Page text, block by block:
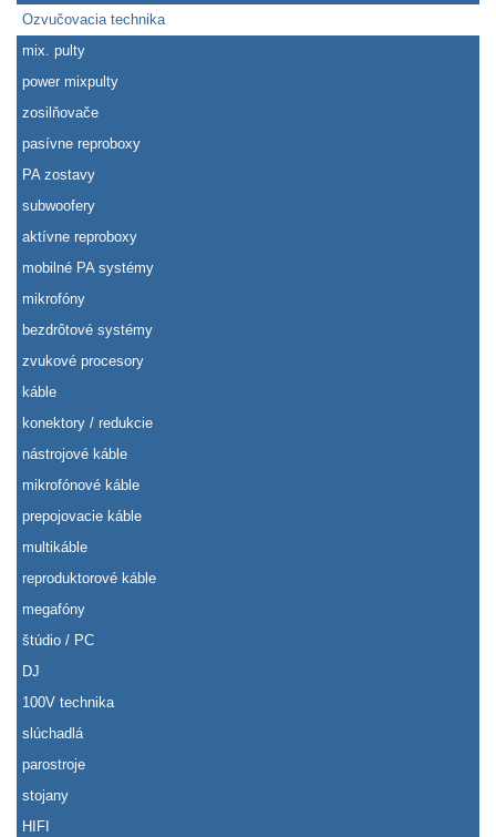
Ozvučovacia technika
mix. pulty
power mixpulty
zosilňovače
pasívne reproboxy
PA zostavy
subwoofery
aktívne reproboxy
mobilné PA systémy
mikrofóny
bezdrôtové systémy
zvukové procesory
káble
konektory / redukcie
nástrojové káble
mikrofónové káble
prepojovacie káble
multikáble
reproduktorové káble
megafóny
štúdio / PC
DJ
100V technika
slúchadlá
parostroje
stojany
HIFI